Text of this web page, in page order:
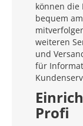
können die
bequem
weiteren
und
für
Profi